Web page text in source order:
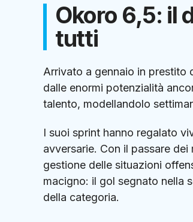
Okoro 6,5: il
tutti
Arrivato a gennaio in prestito
dalle enormi potenzialità
talento, modellandolo
I suoi sprint hanno regalato
avversarie. Con il passare
gestione delle situazioni
macigno: il gol segnato nella
della categoria.